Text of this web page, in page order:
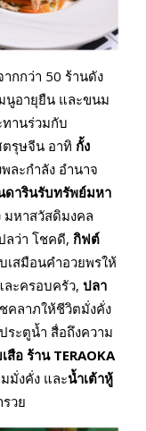
ากกว่า 50 ร้านดัง
นูอายุยืน และขนม
านร่วมกับ
ตรุษจีน อาทิ กั้ง
ละกำลัง อำนาจ
ารินรับทรัพย์มหา
มหาสวัสดิมงคล
ลว่า โชคดี, กิฟต์
เสมือนคำอวยพรให้
ะครอบครัว, ปลา
คลาภให้ชีวิตมั่งคั่ง
ระตูน้ำ สื่อถึงความ
สือ ร้าน TERAOKA
มั่งคั่ง และน้ำเต้าหู้
วย